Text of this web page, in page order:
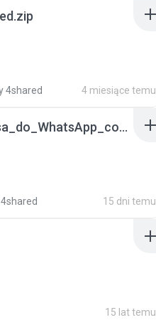
4shared 4 miesiące temu
65536533_Conversa_do_WhatsApp_com_Meu_Esposo.zip
15 dni temu
15 lat temu